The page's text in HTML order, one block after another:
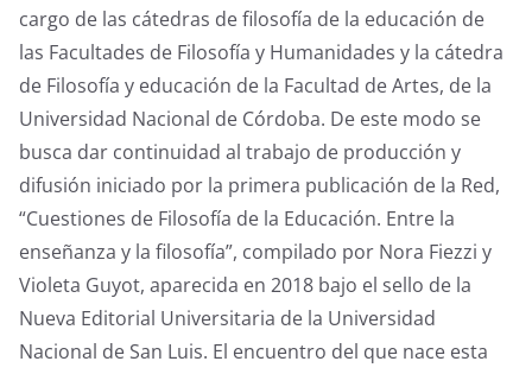
cargo de las cátedras de filosofía de la educación de
las Facultades de Filosofía y Humanidades y la cátedra
de Filosofía y educación de la Facultad de Artes, de la
Universidad Nacional de Córdoba. De este modo se
busca dar continuidad al trabajo de producción y
difusión iniciado por la primera publicación de la Red,
“Cuestiones de Filosofía de la Educación. Entre la
enseñanza y la filosofía”, compilado por Nora Fiezzi y
Violeta Guyot, aparecida en 2018 bajo el sello de la
Nueva Editorial Universitaria de la Universidad
Nacional de San Luis. El encuentro del que nace esta